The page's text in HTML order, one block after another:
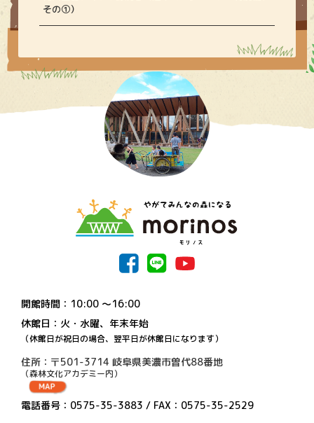
その①）
開館時間：10:00 〜16:00
休館日：火・水曜、年末年始
（休館日が祝日の場合、翌平日が休館日になります）
住所：〒501-3714 岐阜県美濃市曽代88番地
（森林文化アカデミー内）
電話番号：0575-35-3883 / FAX：0575-35-2529